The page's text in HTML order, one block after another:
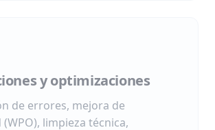
y optimizaciones
de errores, mejora de
limpieza técnica,